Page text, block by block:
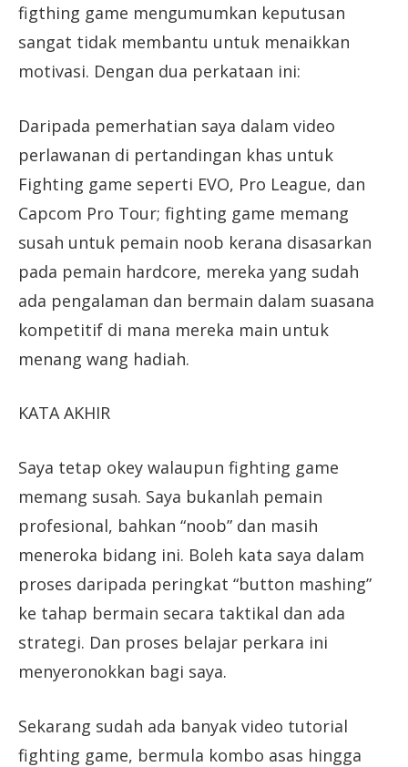
figthing game mengumumkan keputusan
sangat tidak membantu untuk menaikkan
motivasi. Dengan dua perkataan ini:
Daripada pemerhatian saya dalam video
perlawanan di pertandingan khas untuk
Fighting game seperti EVO, Pro League, dan
Capcom Pro Tour; fighting game memang
susah untuk pemain noob kerana disasarkan
pada pemain hardcore, mereka yang sudah
ada pengalaman dan bermain dalam suasana
kompetitif di mana mereka main untuk
menang wang hadiah.
KATA AKHIR
Saya tetap okey walaupun fighting game
memang susah. Saya bukanlah pemain
profesional, bahkan “noob” dan masih
meneroka bidang ini. Boleh kata saya dalam
proses daripada peringkat “button mashing”
ke tahap bermain secara taktikal dan ada
strategi. Dan proses belajar perkara ini
menyeronokkan bagi saya.
Sekarang sudah ada banyak video tutorial
fighting game, bermula kombo asas hingga